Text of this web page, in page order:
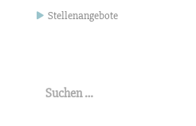
Stellenangebote
nach: